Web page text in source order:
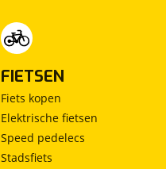
FIETSEN
Fiets kopen
Elektrische fietsen
Speed pedelecs
Stadsfiets